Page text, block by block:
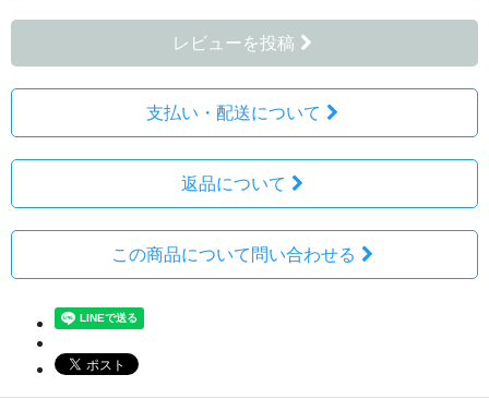
レビューを投稿
支払い・配送について
返品について
この商品について問い合わせる